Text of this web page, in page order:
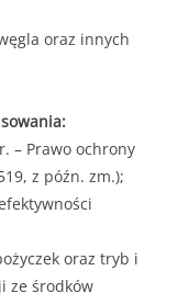
oraz innych
– Prawo ochrony
z późn. zm.);
oraz tryb i
ze środków